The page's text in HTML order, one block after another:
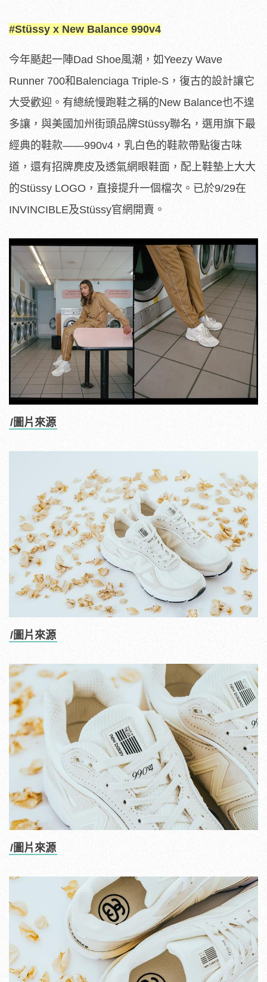
#Stüssy x New Balance 990v4
今年颳起一陣Dad Shoe風潮，如Yeezy Wave
Runner 700和Balenciaga Triple-S，復古的設計讓它
大受歡迎。有總統慢跑鞋之稱的New Balance也不遑
多讓，與美國加州街頭品牌Stüssy聯名，選用旗下最
經典的鞋款——990v4，乳白色的鞋款帶點復古味
道，還有招牌麂皮及透氣網眼鞋面，配上鞋墊上大大
的Stüssy LOGO，直接提升一個檔次。已於9/29在
INVINCIBLE及Stüssy官網開賣。
/圖片來源
/圖片來源
/圖片來源